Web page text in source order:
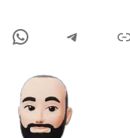
WhatsApp do EletricistaTelegram do